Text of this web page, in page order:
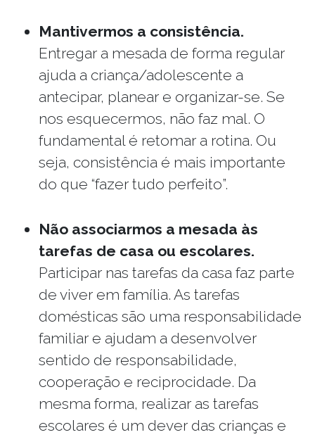
Mantivermos a consistência.
Entregar a mesada de forma regular
ajuda a criança/adolescente a
antecipar, planear e organizar-se. Se
nos esquecermos, não faz mal. O
fundamental é retomar a rotina. Ou
seja, consistência é mais importante
do que “fazer tudo perfeito”.
Não associarmos a mesada às
tarefas de casa ou escolares.
Participar nas tarefas da casa faz parte
de viver em família. As tarefas
domésticas são uma responsabilidade
familiar e ajudam a desenvolver
sentido de responsabilidade,
cooperação e reciprocidade. Da
mesma forma, realizar as tarefas
escolares é um dever das crianças e